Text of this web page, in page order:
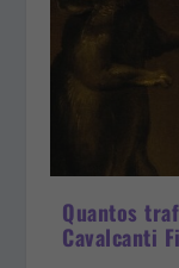
Quantos
Cavalcanti